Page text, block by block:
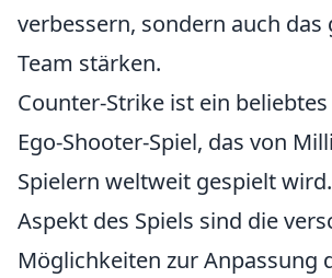
verbessern, sondern auch das
Team stärken.
Counter-Strike ist ein
Ego-Shooter-Spiel, das von
Spielern weltweit gespielt
Aspekt des Spiels sind die
Möglichkeiten zur Anpassung